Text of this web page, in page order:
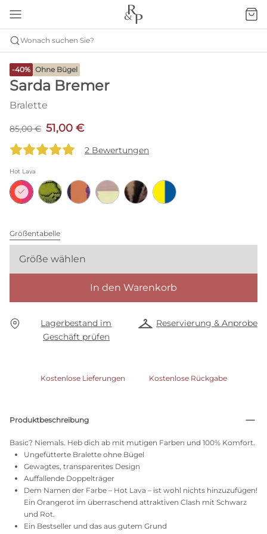
Wonach suchen Sie?
-40% Ohne Bügel
Sarda Bremer
Bralette
85,00 € 51,00 €
2 Bewertungen
Hot Lava
Größentabelle
Größe wählen
In den Warenkorb
Lagerbestand im
Geschäft prüfen
Reservierung & Anprobe
Kostenlose Lieferungen Kostenlose Rückgabe
Produktbeschreibung
Basic? Niemals. Heb dich ab mit mutigen Farben und 100% Komfort.
Ungefütterte Bralette ohne Bügel
Gewagtes, transparentes Design
Auffallende Doppelträger
Dem Namen der Farbe – Hot Lava – ist wohl nichts hinzuzufügen!
Ein Orangerot im überraschend attraktiven Clash mit Schwarz
und Rot.
Ein Bestseller und das aus gutem Grund